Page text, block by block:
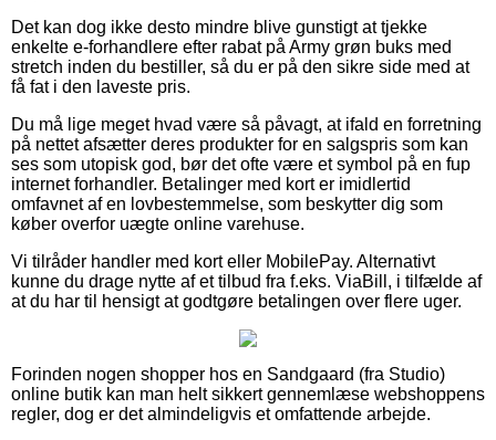
Det kan dog ikke desto mindre blive gunstigt at tjekke
enkelte e-forhandlere efter rabat på Army grøn buks med
stretch inden du bestiller, så du er på den sikre side med at
få fat i den laveste pris.
Du må lige meget hvad være så påvagt, at ifald en forretning
på nettet afsætter deres produkter for en salgspris som kan
ses som utopisk god, bør det ofte være et symbol på en fup
internet forhandler. Betalinger med kort er imidlertid
omfavnet af en lovbestemmelse, som beskytter dig som
køber overfor uægte online varehuse.
Vi tilråder handler med kort eller MobilePay. Alternativt
kunne du drage nytte af et tilbud fra f.eks. ViaBill, i tilfælde af
at du har til hensigt at godtgøre betalingen over flere uger.
Forinden nogen shopper hos en Sandgaard (fra Studio)
online butik kan man helt sikkert gennemlæse webshoppens
regler, dog er det almindeligvis et omfattende arbejde.